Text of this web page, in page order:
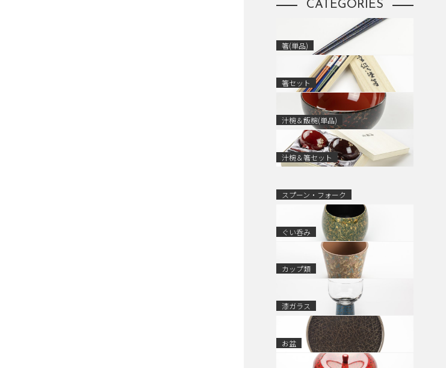
CATEGORIES
箸(単品)
箸セット
汁椀＆飯椀(単品)
汁椀＆箸セット
スプーン・フォーク
ぐい呑み
カップ類
漆ガラス
お盆